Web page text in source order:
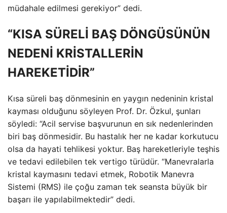
müdahale edilmesi gerekiyor” dedi.
“KISA SÜRELİ BAŞ DÖNGÜSÜNÜN
NEDENİ KRİSTALLERİN
HAREKETİDİR”
Kısa süreli baş dönmesinin en yaygın nedeninin kristal
kayması olduğunu söyleyen Prof. Dr. Özkul, şunları
söyledi: “Acil servise başvurunun en sık nedenlerinden
biri baş dönmesidir. Bu hastalık her ne kadar korkutucu
olsa da hayati tehlikesi yoktur. Baş hareketleriyle teşhis
ve tedavi edilebilen tek vertigo türüdür. “Manevralarla
kristal kaymasını tedavi etmek, Robotik Manevra
Sistemi (RMS) ile çoğu zaman tek seansta büyük bir
başarı ile yapılabilmektedir” dedi.